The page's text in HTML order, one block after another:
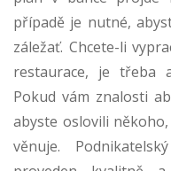
případě je nutné,
záležať. Chcete-li
restaurace, je třeba
Pokud vám znalosti
abyste oslovili
věnuje.